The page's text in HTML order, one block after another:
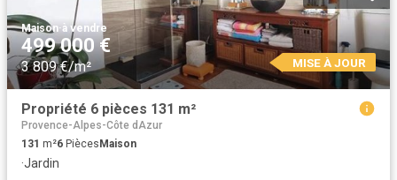
Maison·à vendre
499 000 €
3 809 €/m² MISE À JOUR
Propriété 6 pièces 131 m²
Provence-Alpes-Côte dAzur
131 m²6 Pièces Maison
·Jardin